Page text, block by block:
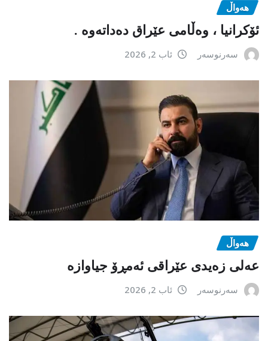
هەواڵ
ئۆکرانیا ، وەڵامی عێراق دەداتەوە .
سەرنوسەر ئاب 2, 2026
هەواڵ
عەلی زەیدی عێراقی ئەمڕۆ جیاوازە
سەرنوسەر ئاب 2, 2026